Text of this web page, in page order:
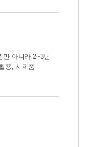
만 아니라 2~3년
용, 시제품